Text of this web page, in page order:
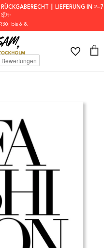
┃ LIEFERUNG IN 2–7
, bis 6.8.